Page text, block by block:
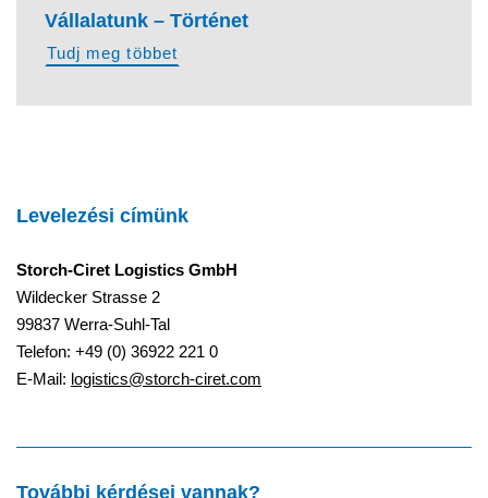
Vállalatunk – Történet
Tudj meg többet
Levelezési címünk
Storch-Ciret Logistics GmbH
Wildecker Strasse 2
99837 Werra-Suhl-Tal
Telefon: +49 (0) 36922 221 0
E-Mail: logistics@storch-ciret.com
További kérdései vannak?